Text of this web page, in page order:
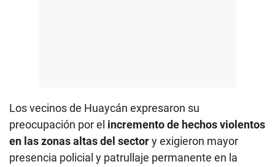
Los vecinos de Huaycán expresaron su
preocupación por el incremento de hechos violentos
en las zonas altas del sectory exigieron mayor
presencia policial y patrullaje permanente en la